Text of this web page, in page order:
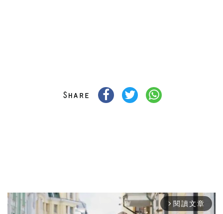
arrow_forward_ios 閱讀文章